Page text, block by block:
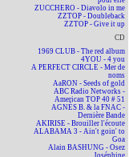
ZUCCHERO - Diavolo in me
ZZTOP - Doubleback
ZZTOP - Give it up
CD
1969 CLUB - The red album
4YOU - 4 you
A PERFECT CIRCLE - Mer de
noms
AaRON - Seeds of gold
ABC Radio Networks -
American TOP 40 # 51
AGNÈS B. & la FNAC -
Dernière Bande
AKIRISE - Brouiller l'écoute
ALABAMA 3 - Ain't goin' to
Goa
Alain BASHUNG - Osez
Joséphine